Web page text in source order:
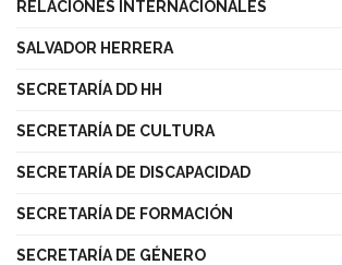
RELACIONES INTERNACIONALES
SALVADOR HERRERA
SECRETARÍA DD HH
SECRETARÍA DE CULTURA
SECRETARÍA DE DISCAPACIDAD
SECRETARÍA DE FORMACIÓN
SECRETARÍA DE GÉNERO